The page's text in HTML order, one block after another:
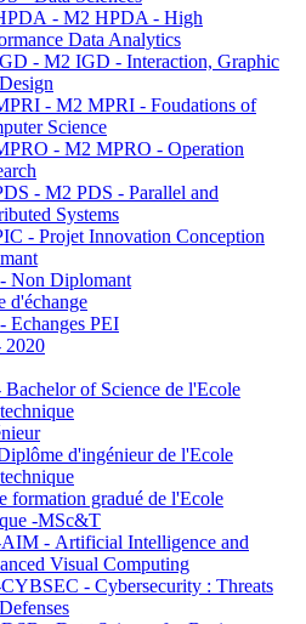
- M2 HPDA - High
Data Analytics
- M2 IGD - Interaction, Graphic
- M2 MPRI - Foudations of
Science
- M2 MPRO - Operation
- M2 PDS - Parallel and
Systems
- Projet Innovation Conception
Non Diplomant
d'échange
Echanges PEI
2020
Bachelor of Science de l'Ecole
d'ingénieur de l'Ecole
formation gradué de l'Ecole
-MSc&T
- Artificial Intelligence and
Visual Computing
- Cybersecurity : Threats